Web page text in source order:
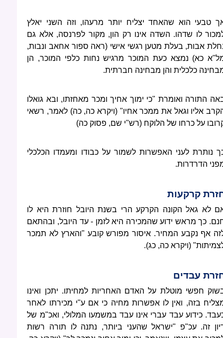
טבעי הוא שהאחד יצליח יותר מרעהו, וזה השני יאלץ
לו שדהו. השדה אינו רק הון, מקור לפרנסה, אלא גם
אבות, בעלת מטען רגשי אישי (ראה ספור אחאב ונבות,
כא) נמצא כעת המוכר מרגיש נחות כלפי המוכר, הן
כלכלית והן מבחינה חברתית.
התורה ואומרת "כי ימוך אחיך ומכר מאחזתו, ובא גואלו
אליו וגאל את ממכר אחיו" (ויקרא כה, כה) לאמר, רשאי
על כרחו של הלוקח (רש"י שם, פסוק כה)
נותרת לעני האפשרות לשמור על כבודו ומעמדו הכלכלי
הדרדרות.
קרקעות
לא גאל הקונה הקרקע הרי בשנת היובל חוזרת היא לו
כך מראש ידוע שהמכירה היא לזמן - עד היובל, ובהתאם
אף נקבע המחיר. איסור מפורש קובע "והארץ לא תמכר
(ויקרא כה, כג).
עבדים
חפשי מוטלת על האדם האחריות למחיתו. יתכן ואינו
בזה, ואין לו אפשרות מחיה כי אם ע"י מכירתו לאחר
כידוע עבד עברי אינו עבד במשמעו המלולי, ואכ"מ של
זה. עכ"פ "ישראל שהעני ביותר, נתנה לו תורה רשות